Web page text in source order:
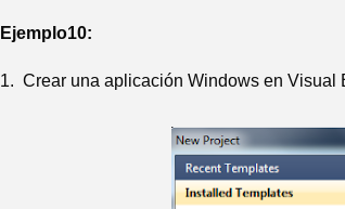
Ejemplo10:
1. Crear una aplicación Windows en Visual